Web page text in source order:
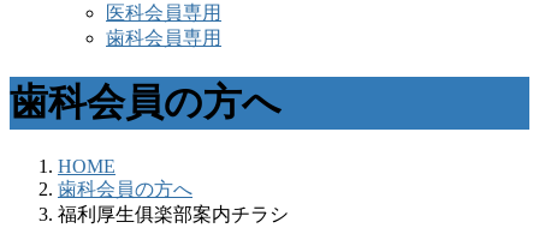
医科会員専用
歯科会員専用
歯科会員の方へ
HOME
歯科会員の方へ
福利厚生俱楽部案内チラシ